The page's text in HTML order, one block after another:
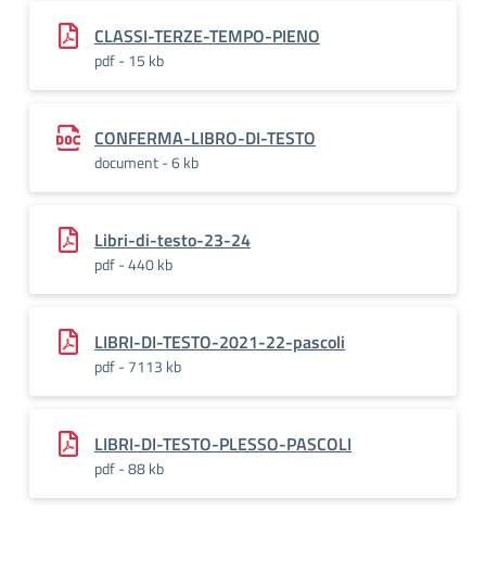
CLASSI-TERZE-TEMPO-PIENO
pdf - 15 kb
CONFERMA-LIBRO-DI-TESTO
document - 6 kb
Libri-di-testo-23-24
pdf - 440 kb
LIBRI-DI-TESTO-2021-22-pascoli
pdf - 7113 kb
LIBRI-DI-TESTO-PLESSO-PASCOLI
pdf - 88 kb